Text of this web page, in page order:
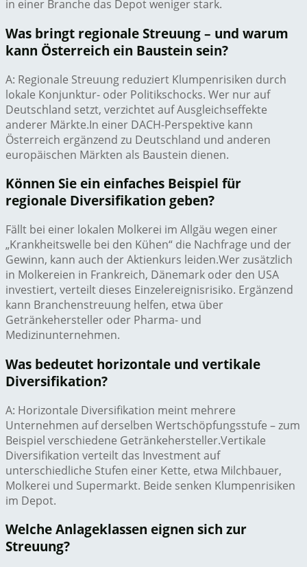
in einer Branche das Depot weniger stark.
Was bringt regionale Streuung – und warum
kann Österreich ein Baustein sein?
A: Regionale Streuung reduziert Klumpenrisiken durch
lokale Konjunktur- oder Politikschocks. Wer nur auf
Deutschland setzt, verzichtet auf Ausgleichseffekte
anderer Märkte.In einer DACH-Perspektive kann
Österreich ergänzend zu Deutschland und anderen
europäischen Märkten als Baustein dienen.
Können Sie ein einfaches Beispiel für
regionale Diversifikation geben?
Fällt bei einer lokalen Molkerei im Allgäu wegen einer
„Krankheitswelle bei den Kühen“ die Nachfrage und der
Gewinn, kann auch der Aktienkurs leiden.Wer zusätzlich
in Molkereien in Frankreich, Dänemark oder den USA
investiert, verteilt dieses Einzelereignisrisiko. Ergänzend
kann Branchenstreuung helfen, etwa über
Getränkehersteller oder Pharma- und
Medizinunternehmen.
Was bedeutet horizontale und vertikale
Diversifikation?
A: Horizontale Diversifikation meint mehrere
Unternehmen auf derselben Wertschöpfungsstufe – zum
Beispiel verschiedene Getränkehersteller.Vertikale
Diversifikation verteilt das Investment auf
unterschiedliche Stufen einer Kette, etwa Milchbauer,
Molkerei und Supermarkt. Beide senken Klumpenrisiken
im Depot.
Welche Anlageklassen eignen sich zur
Streuung?